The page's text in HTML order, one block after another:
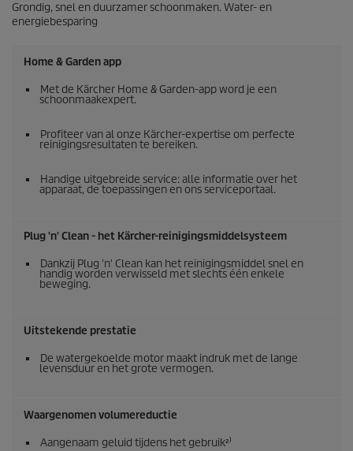
Grondig, snel en duurzamer schoonmaken. Water- en
energiebesparing
Home & Garden app
Met de Kärcher Home & Garden-app word je een
schoonmaakexpert.
Profiteer van al onze Kärcher-expertise om perfecte
reinigingsresultaten te bereiken.
Handige uitgebreide service: alle informatie over het
apparaat, de toepassingen en ons serviceportaal.
Plug 'n' Clean - het Kärcher-reinigingsmiddelsysteem
Dankzij Plug 'n' Clean kan het reinigingsmiddel snel en
handig worden verwisseld met slechts één enkele
beweging.
Uitstekende prestatie
De watergekoelde motor maakt indruk met de lange
levensduur en het grote vermogen.
Waargenomen volumereductie
Aangenaam geluid tijdens het gebruik²⁾